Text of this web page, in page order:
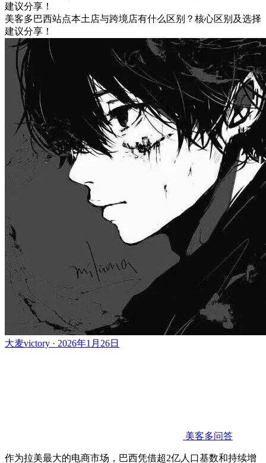
建议分享！
美客多巴西站点本土店与跨境店有什么区别？核心区别及选择
建议分享！
大麦victory · 2026年1月26日
美客多问答
作为拉美最大的电商市场，巴西凭借超2亿人口基数和持续增